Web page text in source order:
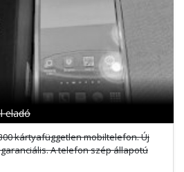
eladó
kártyafüggetlen mobiltelefon. Új
A telefon szép állapotú